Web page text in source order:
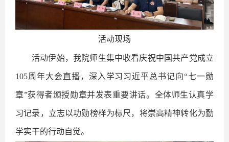
活动现场
活动伊始，我院师生集中收看庆祝中国共产党成立
105周年大会直播，深入学习习近平总书记向“七一勋
章”获得者颁授勋章并发表重要讲话。全体师生认真学
习记录，立志以功勋榜样为标尺，将崇高精神转化为勤
学实干的行动自觉。